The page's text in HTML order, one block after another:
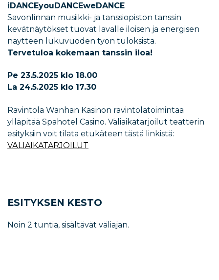
iDANCEyouDANCEweDANCE
Savonlinnan musiikki- ja tanssiopiston tanssin
kevätnäytökset tuovat lavalle iloisen ja energisen
näytteen lukuvuoden työn tuloksista.
Tervetuloa kokemaan tanssin iloa!
Pe 23.5.2025 klo 18.00
La 24.5.2025 klo 17.30
Ravintola Wanhan Kasinon ravintolatoimintaa
ylläpitää Spahotel Casino. Väliaikatarjoilut teatterin
esityksiin voit tilata etukäteen tästä linkistä:
VÄLIAIKATARJOILUT
ESITYKSEN KESTO
Noin 2 tuntia, sisältävät väliajan.